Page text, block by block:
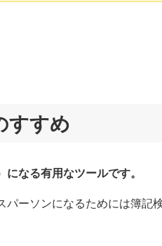
すすめ
なる有用なツールです。
パーソンになるためには簿記